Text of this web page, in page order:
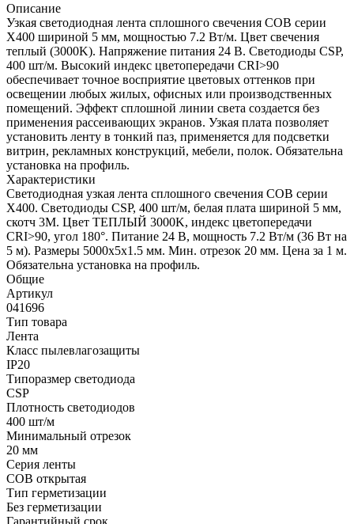
Описание
Узкая светодиодная лента сплошного свечения COB серии
X400 шириной 5 мм, мощностью 7.2 Вт/м. Цвет свечения
теплый (3000K). Напряжение питания 24 В. Светодиоды CSP,
400 шт/м. Высокий индекс цветопередачи CRI>90
обеспечивает точное восприятие цветовых оттенков при
освещении любых жилых, офисных или производственных
помещений. Эффект сплошной линии света создается без
применения рассеивающих экранов. Узкая плата позволяет
установить ленту в тонкий паз, применяется для подсветки
витрин, рекламных конструкций, мебели, полок. Обязательна
установка на профиль.
Характеристики
Светодиодная узкая лента сплошного свечения COB серии
X400. Светодиоды CSP, 400 шт/м, белая плата шириной 5 мм,
скотч 3M. Цвет ТЕПЛЫЙ 3000K, индекс цветопередачи
CRI>90, угол 180°. Питание 24 В, мощность 7.2 Вт/м (36 Вт на
5 м). Размеры 5000х5х1.5 мм. Мин. отрезок 20 мм. Цена за 1 м.
Обязательна установка на профиль.
Общие
Артикул
041696
Тип товара
Лента
Класс пылевлагозащиты
IP20
Типоразмер светодиода
CSP
Плотность светодиодов
400 шт/м
Минимальный отрезок
20 мм
Серия ленты
COB открытая
Тип герметизации
Без герметизации
Гарантийный срок